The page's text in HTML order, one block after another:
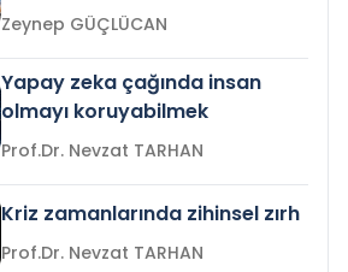
Zeynep GÜÇLÜCAN
Yapay zeka çağında insan
olmayı koruyabilmek
Prof.Dr. Nevzat TARHAN
Kriz zamanlarında zihinsel zırh
Prof.Dr. Nevzat TARHAN